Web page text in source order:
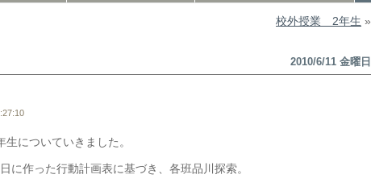
校外授業 2年生 »
2010/6/11 金曜日
についていきました。
に作った行動計画表に基づき、各班品川探索。